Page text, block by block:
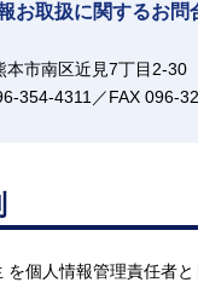
お取扱に関するお問
本市南区近見7丁目2-
354-4311／FAX 096-
を個人情報管理責任者